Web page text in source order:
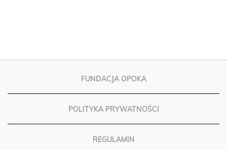
FUNDACJA OPOKA
POLITYKA PRYWATNOŚCI
REGULAMIN